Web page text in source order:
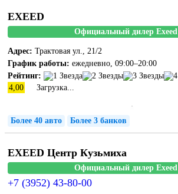
EXEED
Официальный дилер Exeed
Адрес: Трактовая ул., 21/2
График работы: ежедневно, 09:00–20:00
Рейтинг:
4,00
Загрузка...
Более 40 авто Более 3 банков
EXEED Центр Кузьмиха
Официальный дилер Exeed
+7 (3952) 43-80-00